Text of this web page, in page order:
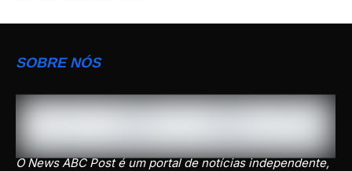
SOBRE NÓS
O News ABC Post é um portal de notícias independente,